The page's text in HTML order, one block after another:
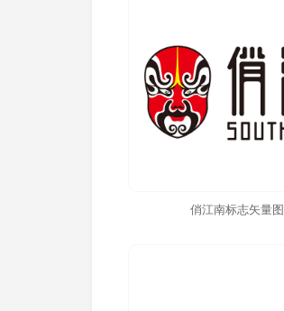
俏江南标志矢量图